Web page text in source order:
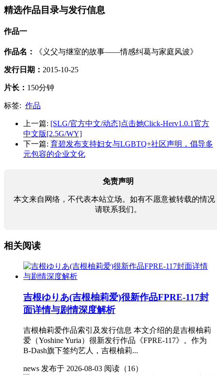
精选作品目录与发行信息
作品一
作品名： 《义父与继室的故事——情感纠葛与家庭风波》
发行日期： 2015-10-25
片长： 150分钟
标签: 作品
上一篇: [SLG/官方中文/动态]点击她Click-Herv1.0.1官方
中文版[2.5G/WY]
下一篇: 育碧发布支持妇女与LGBTQ+社区声明，倡导多
元包容的企业文化
免责声明
本文来自网络，不代表本站立场。如有不愿意被转载的情况
请联系我们。
相关阅读
吉根ゆりあ(吉根柚莉爱)很新作品FPRE-117封
面详情与剧情深度解析
吉根柚莉爱作品索引及发行信息 本文介绍的是吉根柚莉
爱（Yoshine Yuria）很新发行作品《FPRE-117》。作为
B-Dash旗下签约艺人，吉根柚莉...
news 发布于 2026-08-03 阅读（16）